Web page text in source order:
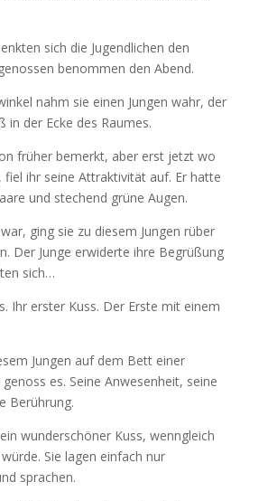
sich die Jugendlichen den
benommen den Abend.
nahm sie einen Jungen wahr, der
in der Ecke des Raumes.
früher bemerkt, aber erst jetzt wo
fiel ihr seine Attraktivität auf. Er hatte
und stechend grüne Augen.
ging sie zu diesem Jungen rüber
Der Junge erwiderte ihre Begrüßung
sich…
Ihr erster Kuss. Der Erste mit einem
Jungen auf dem Bett einer
es. Seine Anwesenheit, seine
Berührung.
wunderschöner Kuss, wenngleich
Sie lagen einfach nur
sprachen.